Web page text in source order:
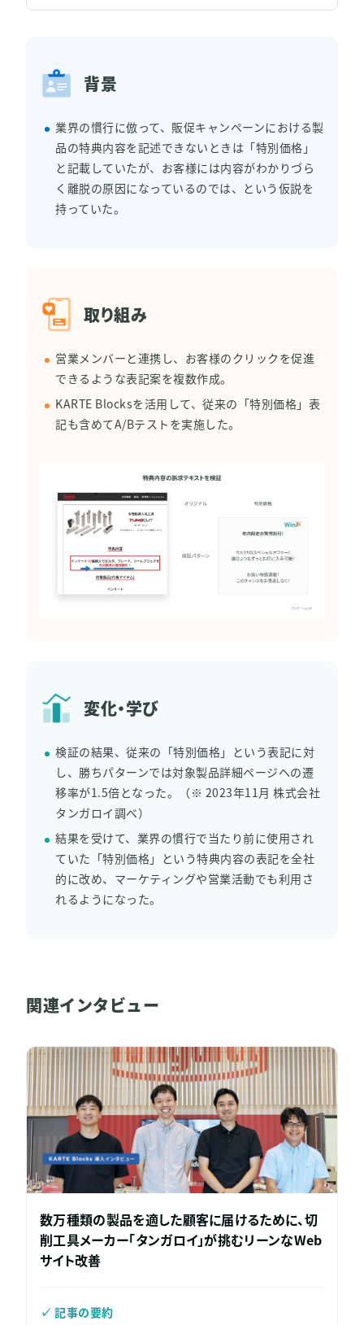
背景
業界の慣行に倣って、販促キャンペーンにおける製
品の特典内容を記述できないときは「特別価格」
と記載していたが、お客様には内容がわかりづら
く離脱の原因になっているのでは、という仮説を
持っていた。
取り組み
営業メンバーと連携し、お客様のクリックを促進
できるような表記案を複数作成。
KARTE Blocksを活用して、従来の「特別価格」表
記も含めてA/Bテストを実施した。
変化・学び
検証の結果、従来の「特別価格」という表記に対
し、勝ちパターンでは対象製品詳細ページへの遷
移率が1.5倍となった。（※ 2023年11月 株式会社
タンガロイ調べ）
結果を受けて、業界の慣行で当たり前に使用され
ていた「特別価格」という特典内容の表記を全社
的に改め、マーケティングや営業活動でも利用さ
れるようになった。
関連インタビュー
数万種類の製品を適した顧客に届けるために、切
削工具メーカー「タンガロイ」が挑むリーンなWeb
サイト改善
✓ 記事の要約